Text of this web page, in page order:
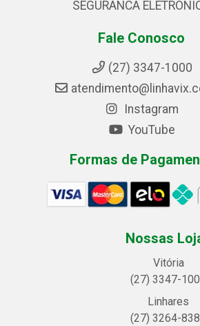
SEGURANCA
Fale Conosco
(27) 3347-1000
Instagram
YouTube
Formas de
Nossas
Vitória
(27) 3347-
Linhares
(27) 3264-